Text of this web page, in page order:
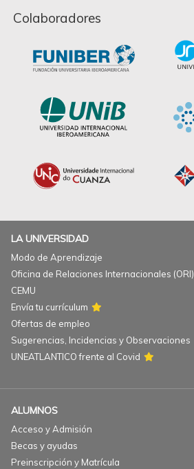
Colaboradores
LA UNIVERSIDAD
Modo de Aprendizaje
Oficina de Relaciones Internacionales (ORI)
CEMU
Envía tu currículum
Ofertas de empleo
Sugerencias, Incidencias y Observaciones
UNEATLANTICO frente al Covid
ALUMNOS
Acceso y Admisión
Becas y ayudas
Preinscripción y Matrícula